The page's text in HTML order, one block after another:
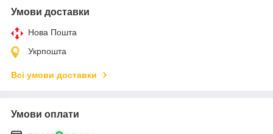
Умови доставки
Нова Пошта
Укрпошта
Всі умови доставки
Умови оплати